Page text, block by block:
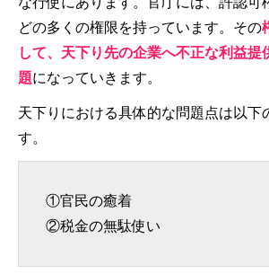
どの多くの権限を持っています。その
して、天下り先の企業へ不正な利益提
題になっていきます。
天下りにおける具体的な問題点は以下
す。
①官民の癒着
②税金の無駄使い